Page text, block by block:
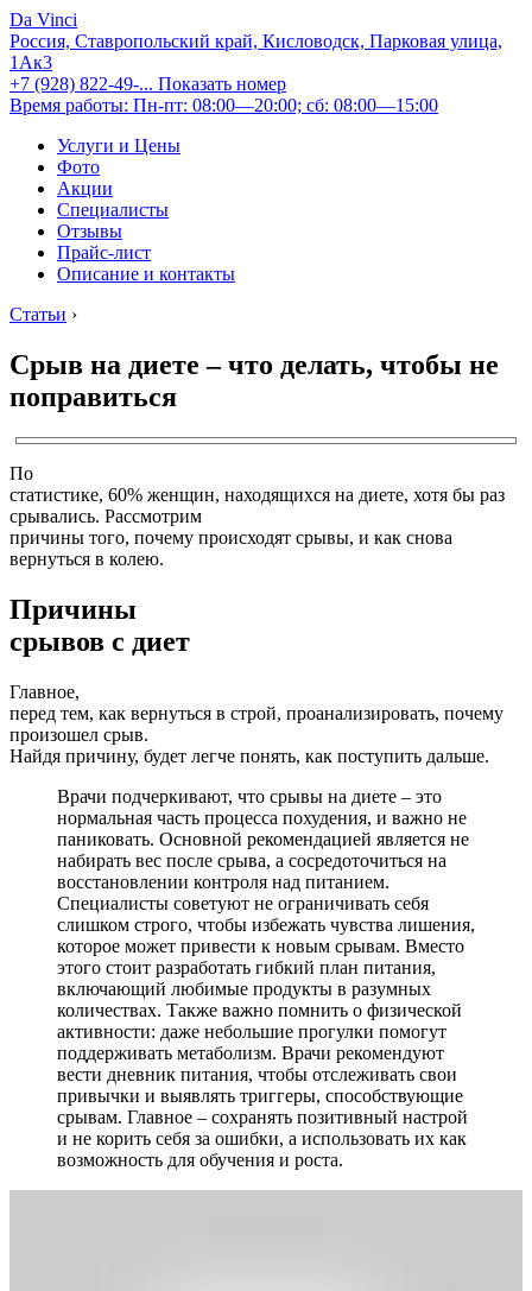
Da Vinci
Россия, Ставропольский край, Кисловодск, Парковая улица,
1Ак3
+7 (928) 822-49-... Показать номер
Время работы: Пн-пт: 08:00—20:00; сб: 08:00—15:00
Услуги и Цены
Фото
Акции
Специалисты
Отзывы
Прайс-лист
Описание и контакты
Статьи ›
Срыв на диете – что делать, чтобы не
поправиться
По
статистике, 60% женщин, находящихся на диете, хотя бы раз
срывались. Рассмотрим
причины того, почему происходят срывы, и как снова
вернуться в колею.
Причины
срывов с диет
Главное,
перед тем, как вернуться в строй, проанализировать, почему
произошел срыв.
Найдя причину, будет легче понять, как поступить дальше.
Врачи подчеркивают, что срывы на диете – это
нормальная часть процесса похудения, и важно не
паниковать. Основной рекомендацией является не
набирать вес после срыва, а сосредоточиться на
восстановлении контроля над питанием.
Специалисты советуют не ограничивать себя
слишком строго, чтобы избежать чувства лишения,
которое может привести к новым срывам. Вместо
этого стоит разработать гибкий план питания,
включающий любимые продукты в разумных
количествах. Также важно помнить о физической
активности: даже небольшие прогулки помогут
поддерживать метаболизм. Врачи рекомендуют
вести дневник питания, чтобы отслеживать свои
привычки и выявлять триггеры, способствующие
срывам. Главное – сохранять позитивный настрой
и не корить себя за ошибки, а использовать их как
возможность для обучения и роста.